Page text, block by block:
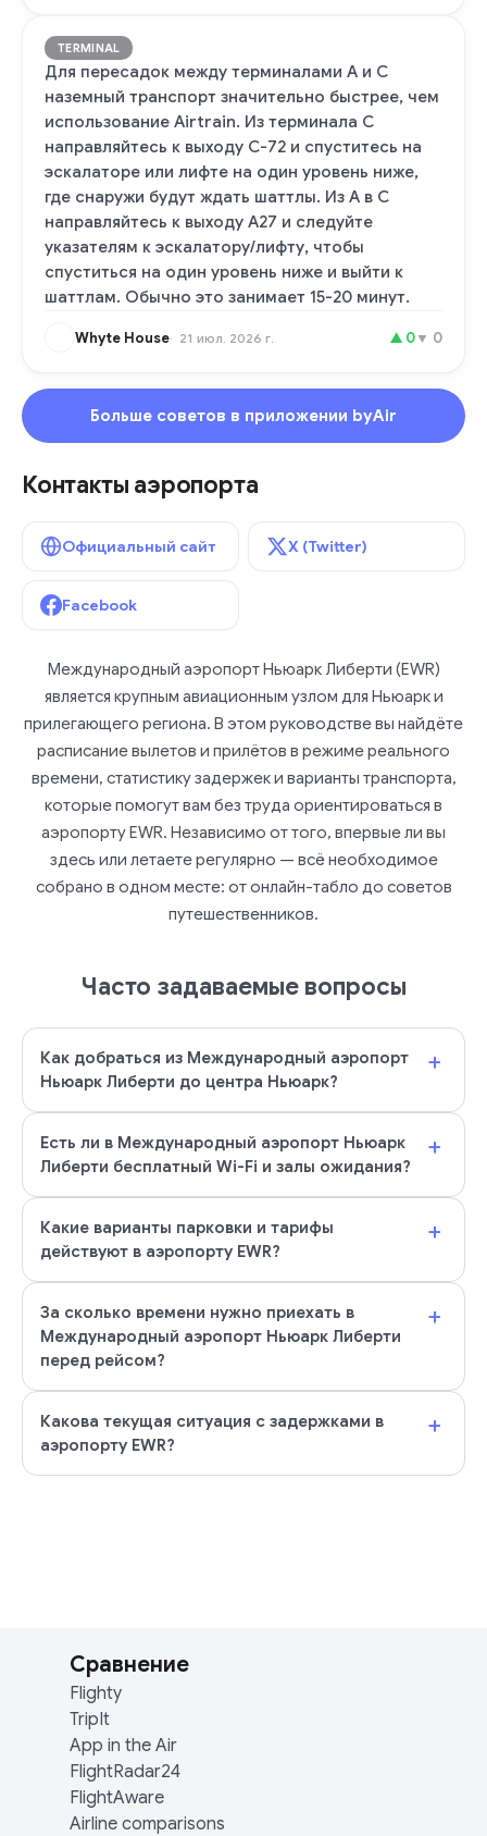
TERMINAL
Для пересадок между терминалами A и C
наземный транспорт значительно быстрее, чем
использование Airtrain. Из терминала C
направляйтесь к выходу C-72 и спуститесь на
эскалаторе или лифте на один уровень ниже,
где снаружи будут ждать шаттлы. Из A в C
направляйтесь к выходу A27 и следуйте
указателям к эскалатору/лифту, чтобы
спуститься на один уровень ниже и выйти к
шаттлам. Обычно это занимает 15-20 минут.
Whyte House 21 июл. 2026 г. ▲ 0▼ 0
Больше советов в приложении byAir
Контакты аэропорта
Официальный сайт X (Twitter)
Facebook
Международный аэропорт Ньюарк Либерти (EWR)
является крупным авиационным узлом для Ньюарк и
прилегающего региона. В этом руководстве вы найдёте
расписание вылетов и прилётов в режиме реального
времени, статистику задержек и варианты транспорта,
которые помогут вам без труда ориентироваться в
аэропорту EWR. Независимо от того, впервые ли вы
здесь или летаете регулярно — всё необходимое
собрано в одном месте: от онлайн-табло до советов
путешественников.
Часто задаваемые вопросы
Как добраться из Международный аэропорт
Ньюарк Либерти до центра Ньюарк?
+
Есть ли в Международный аэропорт Ньюарк
Либерти бесплатный Wi-Fi и залы ожидания?
+
Какие варианты парковки и тарифы
действуют в аэропорту EWR?
+
За сколько времени нужно приехать в
Международный аэропорт Ньюарк Либерти
перед рейсом?
+
Какова текущая ситуация с задержками в
аэропорту EWR?
+
Сравнение
Flighty
TripIt
App in the Air
FlightRadar24
FlightAware
Airline comparisons